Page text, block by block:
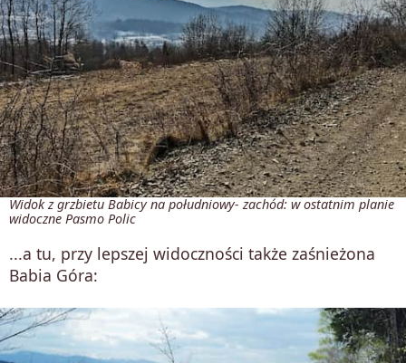
Widok z grzbietu Babicy na południowy- zachód: w ostatnim planie
widoczne Pasmo Polic
...a tu, przy lepszej widoczności także zaśnieżona
Babia Góra: